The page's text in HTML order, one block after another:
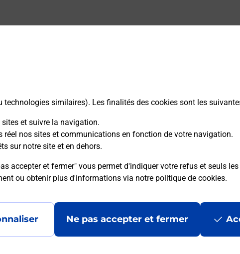
technologies similaires). Les finalités des cookies sont les
et suivre la navigation.
nos sites et communications en fonction de votre navigation.
sur notre site et en dehors.
accepter et fermer" vous permet d'indiquer votre refus et seuls
ou obtenir plus d'informations via notre politique de cookies.
Ne pas accepter et fermer
(56140) ? Découvrez l'offre proposée par La Poste.
proposée par La Poste.
et cookies